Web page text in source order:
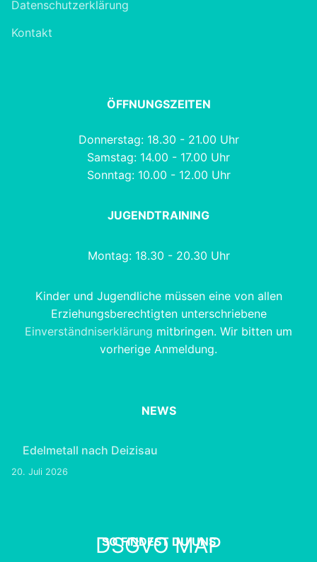
Datenschutzerklärung
Kontakt
ÖFFNUNGSZEITEN
Donnerstag: 18.30 - 21.00 Uhr
Samstag: 14.00 - 17.00 Uhr
Sonntag: 10.00 - 12.00 Uhr
JUGENDTRAINING
Montag: 18.30 - 20.30 Uhr
Kinder und Jugendliche müssen eine von allen
Erziehungsberechtigten unterschriebene
Einverständniserklärung mitbringen. Wir bitten um
vorherige Anmeldung.
NEWS
Edelmetall nach Deizisau
20. Juli 2026
SO FINDEST DU UNS
DSGVO MAP